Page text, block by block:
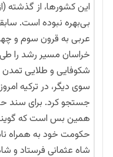
این کشورها، از گذشته
بی‌بهره نبوده است.
عربی به قرون سوم و
خراسان مسیر رشد را
شکوفایی و طلایی تمدن
سوی دیگر، در ترکیه
جستجو کرد. برای سند
همین بس است که
حکومت خود به همراه
شاه عثمانی فرستاد و